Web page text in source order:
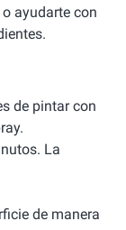
o ayudarte con
de pintar con
La
de manera